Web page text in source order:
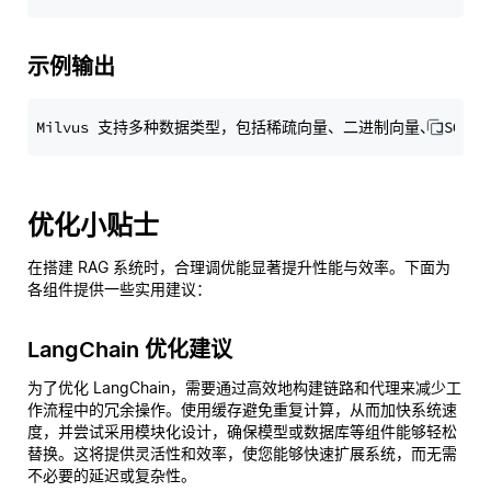
示例输出
优化小贴士
在搭建 RAG 系统时，合理调优能显著提升性能与效率。下面为
各组件提供一些实用建议：
LangChain 优化建议
为了优化 LangChain，需要通过高效地构建链路和代理来减少工
作流程中的冗余操作。使用缓存避免重复计算，从而加快系统速
度，并尝试采用模块化设计，确保模型或数据库等组件能够轻松
替换。这将提供灵活性和效率，使您能够快速扩展系统，而无需
不必要的延迟或复杂性。